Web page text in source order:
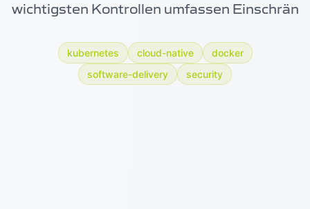
wichtigsten Kontrollen umfassen Einschrän
kubernetes cloud-native
docker
software-delivery
security